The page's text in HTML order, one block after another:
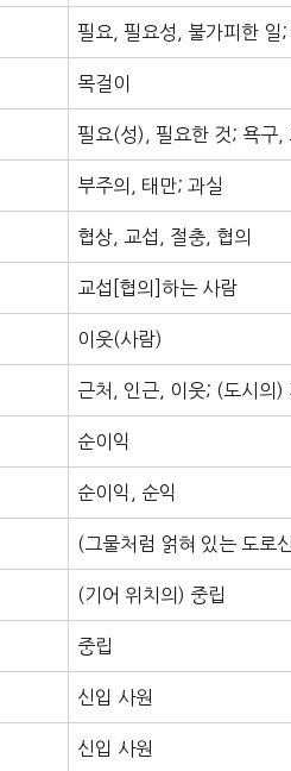
필요, 필요성, 불가피한 일
목걸이
필요(성), 필요한 것; 욕구,
부주의, 태만; 과실
협상, 교섭, 절충, 협의
교섭[협의]하는 사람
이웃(사람)
근처, 인근, 이웃; (도시의
순이익
순이익, 순익
(그물처럼 얽혀 있는 도로
(기어 위치의) 중립
중립
신입 사원
신입 사원